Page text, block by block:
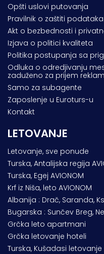
Opšti uslovi putovanja
Pravilnik o zaštiti
Akt o bezbednosti i
Izjava o politici kvaliteta
Politika postupanja sa
Odluka o odredjivanju
zaduženo za prijem
Samo za subagente
Zaposlenje u Euroturs-u
Kontakt
LETOVANJE
Letovanje, sve ponude
Turska, Antalijska regija
Turska, Egej AVIONOM
Krf iz Niša, leto AVIONOM
Albanija : Drač, Saranda,
Bugarska : Sunčev Breg,
Grčka leto apartmani
Grčka letovanje hoteli
Turska, Kušadasi letovanje